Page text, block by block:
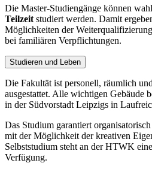
Die Master-Studien­gänge können
Teilzeit studiert werden. Damit
Möglichkeiten der
bei familiären Verpflichtungen.
Studieren und Leben
Die Fakultät ist personell, räumlich
ausgestattet. Alle wichtigen Gebäude
in der Südvorstadt Leipzigs in
Das Studium garantiert
mit der Möglichkeit der kreativen
Selbststudium steht an der HTWK
Verfügung.